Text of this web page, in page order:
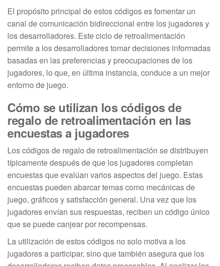
El propósito principal de estos códigos es fomentar un
canal de comunicación bidireccional entre los jugadores y
los desarrolladores. Este ciclo de retroalimentación
permite a los desarrolladores tomar decisiones informadas
basadas en las preferencias y preocupaciones de los
jugadores, lo que, en última instancia, conduce a un mejor
entorno de juego.
Cómo se utilizan los códigos de
regalo de retroalimentación en las
encuestas a jugadores
Los códigos de regalo de retroalimentación se distribuyen
típicamente después de que los jugadores completan
encuestas que evalúan varios aspectos del juego. Estas
encuestas pueden abarcar temas como mecánicas de
juego, gráficos y satisfacción general. Una vez que los
jugadores envían sus respuestas, reciben un código único
que se puede canjear por recompensas.
La utilización de estos códigos no solo motiva a los
jugadores a participar, sino que también asegura que los